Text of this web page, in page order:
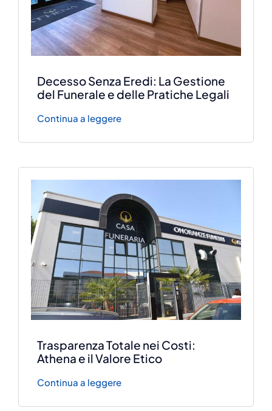
Decesso Senza Eredi: La Gestione
del Funerale e delle Pratiche Legali
Continua a leggere
Trasparenza Totale nei Costi:
Athena e il Valore Etico
Continua a leggere